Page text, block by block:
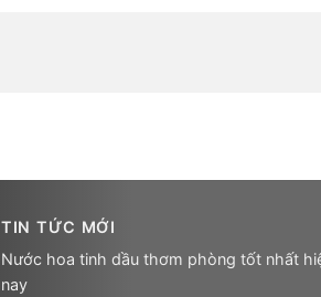
TIN TỨC MỚI
Nước hoa tinh dầu thơm phòng tốt nhất
nay